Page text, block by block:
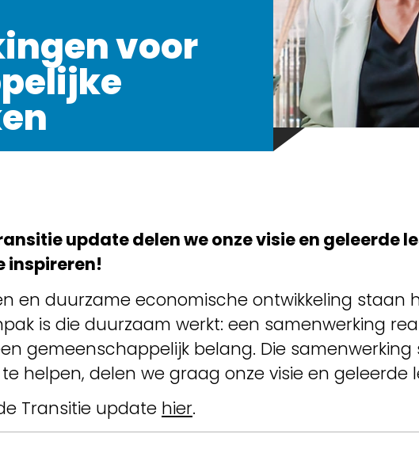
voor
update delen we onze visie en geleerde
inspireren!
en duurzame economische ontwikkeling staan
is die duurzaam werkt: een samenwerking
gemeenschappelijk belang. Die
helpen, delen we graag onze visie en geleerde
Transitie update hier.